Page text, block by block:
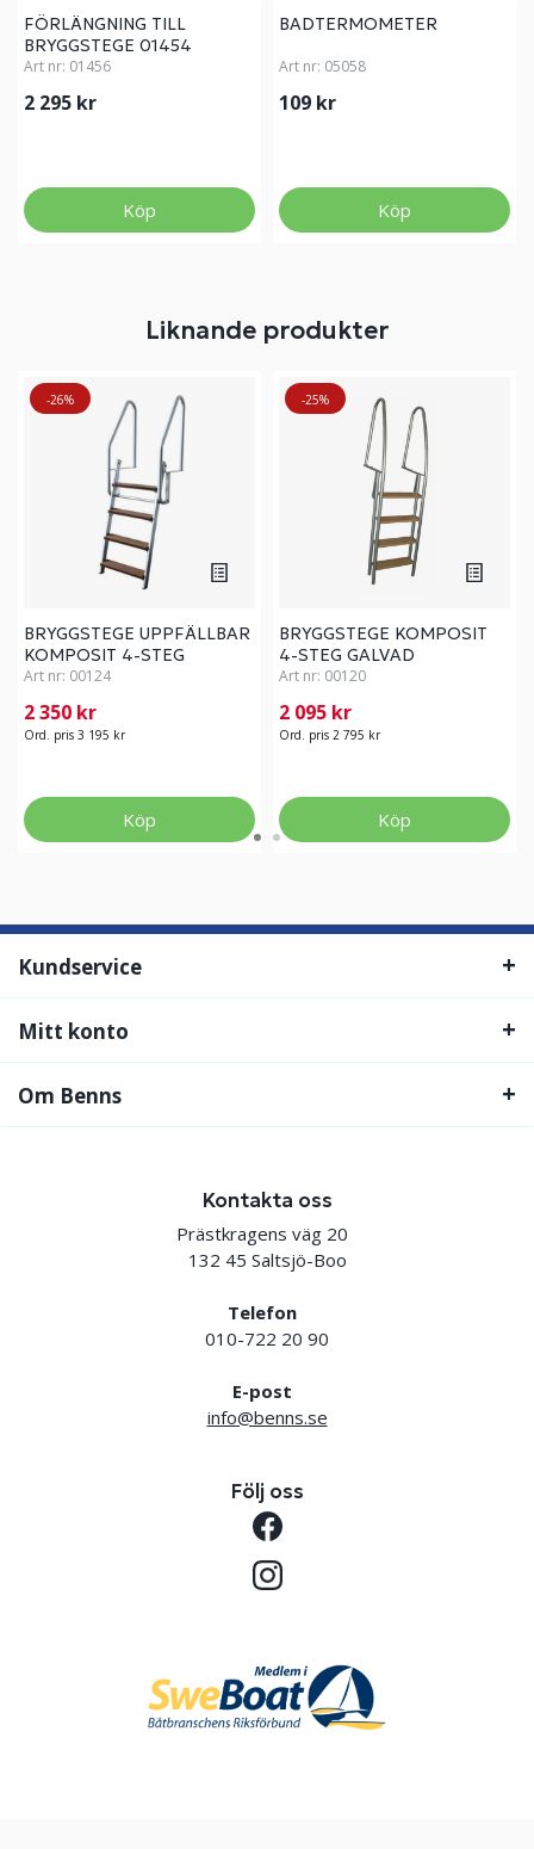
FÖRLÄNGNING TILL
BRYGGSTEGE 01454
Art nr: 01456
2 295 kr
Köp
BADTERMOMETER
Art nr: 05058
109 kr
Köp
Liknande produkter
-26%
BRYGGSTEGE UPPFÄLLBAR
KOMPOSIT 4-STEG
Art nr: 00124
2 350 kr
Ord. pris 3 195 kr
Köp
-25%
BRYGGSTEGE KOMPOSIT
4-STEG GALVAD
Art nr: 00120
2 095 kr
Ord. pris 2 795 kr
Köp
Kundservice
Mitt konto
Om Benns
Kontakta oss
Prästkragens väg 20
132 45 Saltsjö-Boo
Telefon
010-722 20 90
E-post
info@benns.se
Följ oss